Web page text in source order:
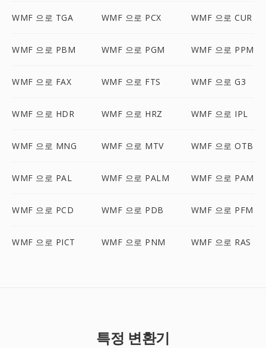
WMF 으로 TGA WMF 으로 PCX WMF 으로 CUR
WMF 으로 PBM WMF 으로 PGM WMF 으로 PPM
WMF 으로 FAX WMF 으로 FTS WMF 으로 G3
WMF 으로 HDR WMF 으로 HRZ WMF 으로 IPL
WMF 으로 MNG WMF 으로 MTV WMF 으로 OTB
WMF 으로 PAL WMF 으로 PALM WMF 으로 PAM
WMF 으로 PCD WMF 으로 PDB WMF 으로 PFM
WMF 으로 PICT WMF 으로 PNM WMF 으로 RAS
특정 변환기